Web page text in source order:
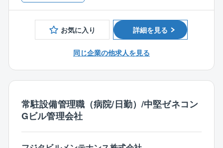
メーカーGのリフォーム事業の売込を牽引しています。
■案件は様々なリフォームがございます。
メンテナンス型リフォーム：水回りや外回りの修繕
などのリフォーム
環境型リフォーム：CO2の発生を抑える省エネ機器
を導入するリフォーム
提案型リフォーム：用途変更を伴うようなリフォー
ム・リノベーション工事などがございます。
【働き方】
■大手ハウスメーカーGならではの福利厚生でプライベ
■戸建住宅のリフォームの設計、積算、施工管理等の経
験のある方
■ゼネコンの現場監督の経験のある方
■新築住宅の設計士の経験のある方
■工務店の施工管理の経験のある方
お気に入り 詳細を見る
同じ企業の他求人を見る
常駐設備管理職（病院/日勤）/中堅ゼネコン
Gビル管理会社